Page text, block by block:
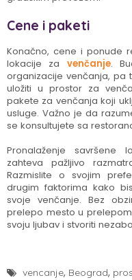
Cene i paketi
Konačno, cene i ponude
lokacije za venčanje.
organizacije venčanja, pa
uložiti u prostor za
pakete za venčanja koji
usluge. Važno je da
se konsultujete sa
Pronalaženje savršene
zahteva pažljivo
Razmislite o svojim
drugim faktorima kako
svoje venčanje. Bez
prelepo mesto u
svoju ljubav i stvoriti
vencanje, Beograd,